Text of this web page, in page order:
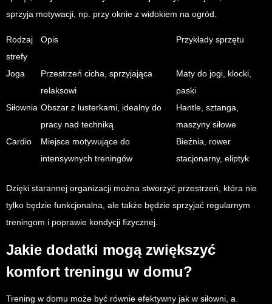
sprzyja motywacji, np. przy oknie z widokiem na ogród.
Rodzaj
strefy
Opis Przykłady sprzętu
Joga
Przestrzeń cicha, sprzyjająca
relaksowi
Maty do jogi, klocki,
paski
Siłownia Obszar z lusterkami, idealny do
pracy nad techniką
Hantle, sztanga,
maszyny siłowe
Cardio
Miejsce motywujące do
intensywnych treningów
Bieżnia, rower
stacjonarny, eliptyk
Dzięki starannej organizacji można stworzyć przestrzeń, która nie
tylko będzie funkcjonalna, ale także będzie sprzyjać regularnym
treningom i poprawie kondycji fizycznej.
Jakie dodatki mogą zwiększyć
komfort treningu w domu?
Trening w domu może być równie efektywny jak w siłowni, a